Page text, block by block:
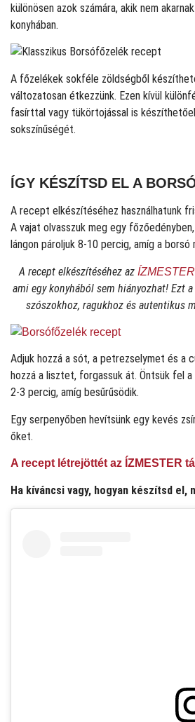
különösen azok számára, akik nem
konyhában.
A főzelékek sokféle zöldségből
változatosan étkezzünk. Ezen kívül
fasírttal vagy tükörtojással is
sokszínűségét.
ÍGY KÉSZÍTSD EL A
A recept elkészítéséhez használhatunk
A vajat olvasszuk meg egy
lángon pároljuk 8-10 percig, amíg a borsó
A recept elkészítéséhez az
ami egy konyhából sem hiányozhat! Ezt
szószokhoz, ragukhoz és autentikus
Adjuk hozzá a sót, a petrezselymet és a
hozzá a lisztet, forgassuk át. Öntsük fel
2-3 percig, amíg besűrűsödik.
Egy serpenyőben hevítsünk egy kevés
őket.
A recept létrejöttét az ÍZMESTER
Ha kíváncsi vagy, hogyan készítsd el,